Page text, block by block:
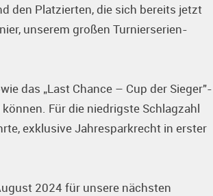
den Platzierten, die sich bereits jetzt
unserem großen Turnierserien-
das „Last Chance – Cup der Sieger"-
Für die niedrigste Schlagzahl
exklusive Jahresparkrecht in erster
2024 für unsere nächsten